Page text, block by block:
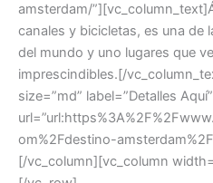
amsterdam/
canales y bicicletas, es una de
del mundo y uno lugares que
imprescindibles.[/
size=”md” label=”Detalles Aquí”
om%2Fdestino-
[/vc_column][vc_column